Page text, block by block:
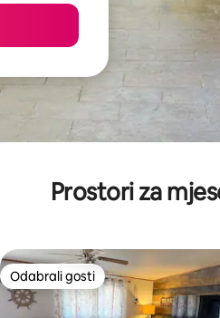
Prostori za
Odabrali gosti
Odabrali gosti